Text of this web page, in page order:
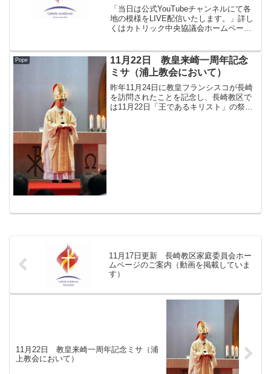
LIVE配信いたします」
「当日は公式YouTubeチャンネルにて各
地の模様をLIVE配信いたします。」詳し
くはカトリック中央協議会ホームページ
ご確認ください。
Pope
11月22日 教皇来崎一周年記念
ミサ（浦上教会において）
昨年11月24日に教皇フランシスコが長崎
を訪問されたことを記念し、長崎教区で
は11月22日「王であるキリスト」の祭日
11月17日更新 長崎教区家庭委員会ホー
ムページのご案内（動画を掲載していま
す）
11月22日 教皇来崎一周年記念ミサ（浦
上教会において）